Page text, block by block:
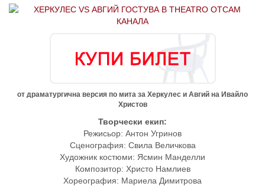
от драматургична версия по мита за Херкулес и Авгий на Ивайло
Христов
Творчески екип:
Режисьор: Антон Угринов
Сценография: Свила Величкова
Художник костюми: Ясмин Манделли
Композитор: Христо Намлиев
Хореография: Мариела Димитрова